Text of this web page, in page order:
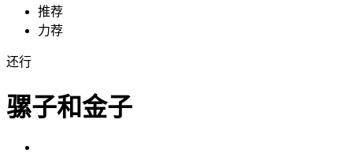
推荐
力荐
还行
骡子和金子